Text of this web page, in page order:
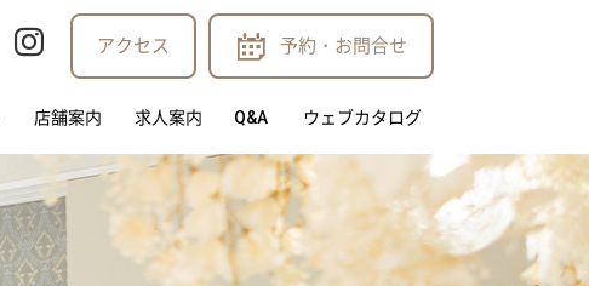
アクセス 予約・お問合せ
店舗案内 求人案内 Q&A ウェブカタログ